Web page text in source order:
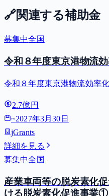
🔗関連する補助金
募集中全国
令和８年度東京港物流
令和８年度東京港物流効率
2.7億円
~2027年3月30日
jGrants
詳細を見る
募集中全国
産業車両等の脱炭素化
ける脱炭素化促進事業